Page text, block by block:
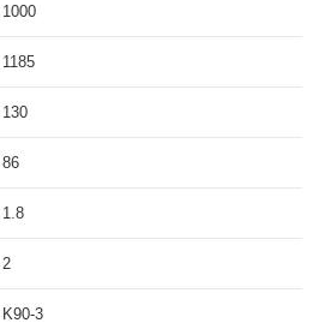
1000
1185
130
86
1.8
2
K90-3